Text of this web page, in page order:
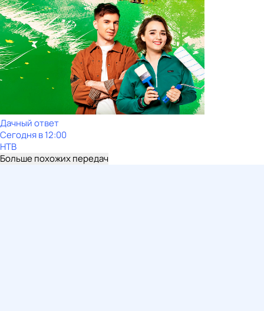
Дачный ответ
Сегодня в 12:00
НТВ
Больше похожих передач